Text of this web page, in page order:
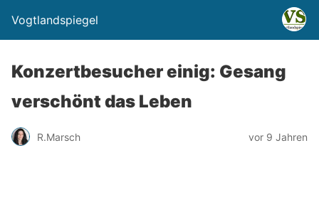
Vogtlandspiegel
Konzertbesucher einig: Gesang
verschönt das Leben
R.Marsch vor 9 Jahren